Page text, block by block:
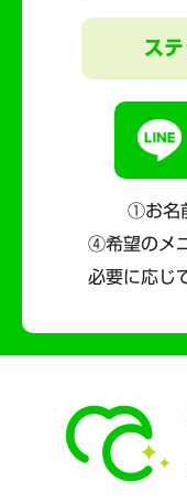
ス
①お名
④希望のメ
必要に応じ